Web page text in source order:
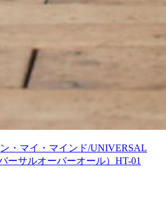
・マイ・マインド/UNIVERSAL
ーサルオーバーオール）HT-01